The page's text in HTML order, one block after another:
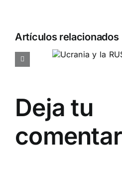
Artículos relacionados
y la
¿Quién
Deja tu